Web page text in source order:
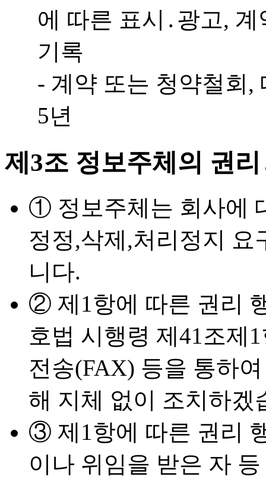
에 따른 표시․광고,
기록
- 계약 또는 청약철회,
5년
제3조 정보주체의 권
① 정보주체는 회사에
정정,삭제,처리정지 요
니다.
② 제1항에 따른 권리
호법 시행령 제41조제
전송(FAX) 등을 통하
해 지체 없이 조치하겠
③ 제1항에 따른 권리
이나 위임을 받은 자